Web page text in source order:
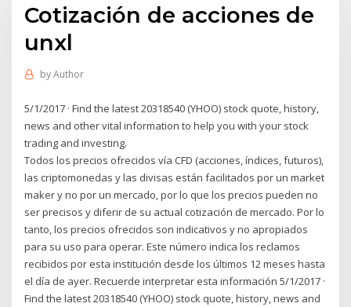
Cotización de acciones de
unxl
byAuthor
5/1/2017 · Find the latest 20318540 (YHOO) stock quote, history,
news and other vital information to help you with your stock
trading and investing.
Todos los precios ofrecidos vía CFD (acciones, índices, futuros),
las criptomonedas y las divisas están facilitados por un market
maker y no por un mercado, por lo que los precios pueden no
ser precisos y diferir de su actual cotización de mercado. Por lo
tanto, los precios ofrecidos son indicativos y no apropiados
para su uso para operar. Este número indica los reclamos
recibidos por esta institución desde los últimos 12 meses hasta
el día de ayer. Recuerde interpretar esta información 5/1/2017 ·
Find the latest 20318540 (YHOO) stock quote, history, news and